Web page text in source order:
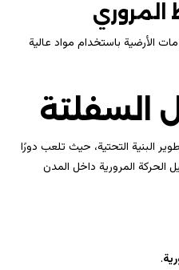
الأرضية باستخدام مواد عالية
السفلتة
البنية التحتية، حيث تلعب دورًا
المرورية داخل المدن
.